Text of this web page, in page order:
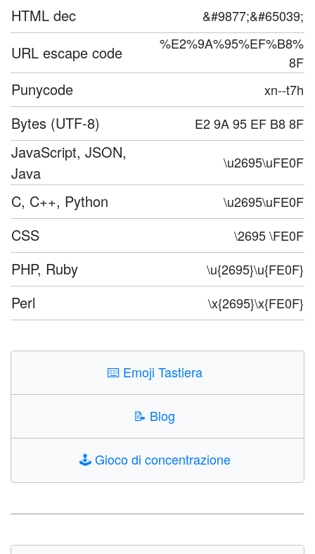
HTML dec &#9877;&#65039;
URL escape code
%E2%9A%95%EF%B8%
8F
Punycode xn--t7h
Bytes (UTF-8) E2 9A 95 EF B8 8F
JavaScript, JSON,
Java
\u2695\uFE0F
C, C++, Python \u2695\uFE0F
CSS \2695 \FE0F
PHP, Ruby \u{2695}\u{FE0F}
Perl \x{2695}\x{FE0F}
⌨️ Emoji Tastiera
📝 Blog
🕹️Gioco di concentrazione